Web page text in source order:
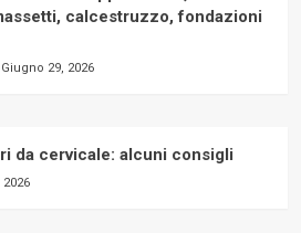
calcestruzzo, fondazioni
Giugno 29, 2026
da cervicale: alcuni consigli